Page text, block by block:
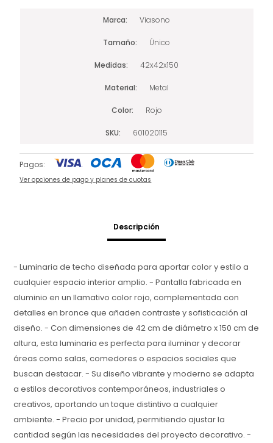
Marca Viasono
Tamaño Único
Medidas 42x42x150
Material Metal
Color Rojo
SKU 601020115
Pagos:
Ver opciones de pago y planes de cuotas
Descripción
- Luminaria de techo diseñada para aportar color y estilo a
cualquier espacio interior amplio. - Pantalla fabricada en
aluminio en un llamativo color rojo, complementada con
detalles en bronce que añaden contraste y sofisticación al
diseño. - Con dimensiones de 42 cm de diámetro x 150 cm de
altura, esta luminaria es perfecta para iluminar y decorar
áreas como salas, comedores o espacios sociales que
buscan destacar. - Su diseño vibrante y moderno se adapta
a estilos decorativos contemporáneos, industriales o
creativos, aportando un toque distintivo a cualquier
ambiente. - Precio por unidad, permitiendo ajustar la
cantidad según las necesidades del proyecto decorativo. -